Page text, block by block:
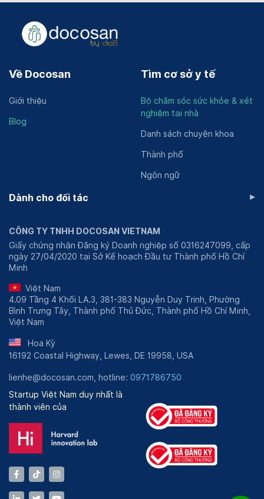
Về Docosan
Giới thiệu
Blog
Tìm cơ sở y tế
Bộ chăm sóc sức khỏe & xét
nghiệm tại nhà
Danh sách chuyên khoa
Thành phố
Ngôn ngữ
Dành cho đối tác ▸
CÔNG TY TNHH DOCOSAN VIETNAM
Giấy chứng nhận Đăng ký Doanh nghiệp số 0316247099, cấp
ngày 27/04/2020 tại Sở Kế hoạch Đầu tư Thành phố Hồ Chí
Minh
Việt Nam
4.09 Tầng 4 Khối LA.3, 381-383 Nguyễn Duy Trinh, Phường
Bình Trưng Tây, Thành phố Thủ Đức, Thành phố Hồ Chí Minh,
Việt Nam
Hoa Kỳ
16192 Coastal Highway, Lewes, DE 19958, USA
lienhe@docosan.com, hotline: 0971786750
Startup Việt Nam duy nhất là
thành viên của